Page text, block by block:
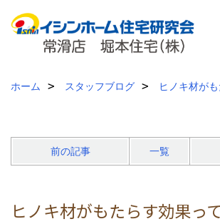
ホーム スタッフブログ ヒノキ材が
前の記事 一覧
ヒノキ材がもたらす効果っ